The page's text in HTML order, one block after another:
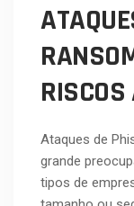
RISCOS
Ataques de
grande
tipos de